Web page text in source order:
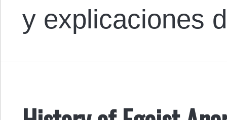
y explicaciones